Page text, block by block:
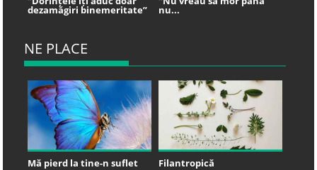
dezamăgiri binemeritate” nu...
NE PLACE
Mă pierd la tine-n suflet Filantropică